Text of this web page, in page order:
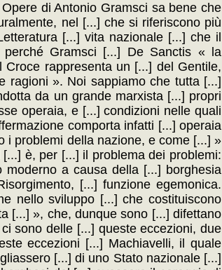
di Antonio Gramsci sa bene che
nel [...] che si riferiscono più
[...] vita nazionale [...] che il
Gramsci [...] De Sanctis « la
rappresenta un [...] del Gentile,
ragioni ». Noi sappiamo che tutta [...]
da un grande marxista [...] propri
operaia, e [...] condizioni nelle quali
comporta infatti [...] operaia
i problemi della nazione, e come [...] »
è, per [...] il problema dei problemi:
a causa della [...] borghesia
[...] funzione egemonica.
nello sviluppo [...] che costituiscono
[...] », che, dunque sono [...] difettano
sono delle [...] queste eccezioni, due
eccezioni [...] Machiavelli, il quale
[...] di uno Stato nazionale [...]